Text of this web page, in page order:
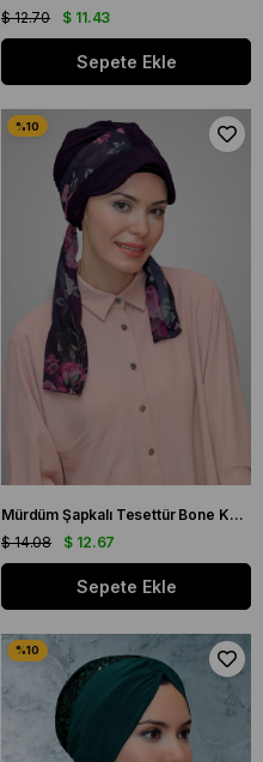
$ 11.43
$ 12.70
Sepete Ekle
Mürdüm Şapkalı Tesettür Bone Kesik Elyaf Desenli Şifon Kemerli 1902_07
$ 12.67
$ 14.08
Sepete Ekle